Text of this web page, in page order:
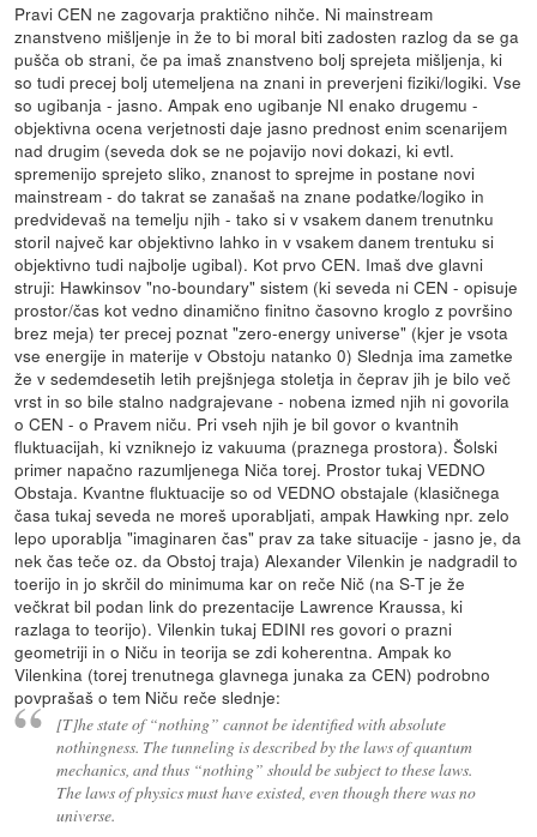
Pravi CEN ne zagovarja praktično nihče. Ni mainstream
znanstveno mišljenje in že to bi moral biti zadosten razlog da se ga
pušča ob strani, če pa imaš znanstveno bolj sprejeta mišljenja, ki
so tudi precej bolj utemeljena na znani in preverjeni fiziki/logiki. Vse
so ugibanja - jasno. Ampak eno ugibanje NI enako drugemu -
objektivna ocena verjetnosti daje jasno prednost enim scenarijem
nad drugim (seveda dok se ne pojavijo novi dokazi, ki evtl.
spremenijo sprejeto sliko, znanost to sprejme in postane novi
mainstream - do takrat se zanašaš na znane podatke/logiko in
predvidevaš na temelju njih - tako si v vsakem danem trenutnku
storil največ kar objektivno lahko in v vsakem danem trentuku si
objektivno tudi najbolje ugibal). Kot prvo CEN. Imaš dve glavni
struji: Hawkinsov "no-boundary" sistem (ki seveda ni CEN - opisuje
prostor/čas kot vedno dinamično finitno časovno kroglo z površino
brez meja) ter precej poznat "zero-energy universe" (kjer je vsota
vse energije in materije v Obstoju natanko 0) Slednja ima zametke
že v sedemdesetih letih prejšnjega stoletja in čeprav jih je bilo več
vrst in so bile stalno nadgrajevane - nobena izmed njih ni govorila
o CEN - o Pravem niču. Pri vseh njih je bil govor o kvantnih
fluktuacijah, ki vzniknejo iz vakuuma (praznega prostora). Šolski
primer napačno razumljenega Niča torej. Prostor tukaj VEDNO
Obstaja. Kvantne fluktuacije so od VEDNO obstajale (klasičnega
časa tukaj seveda ne moreš uporabljati, ampak Hawking npr. zelo
lepo uporablja "imaginaren čas" prav za take situacije - jasno je, da
nek čas teče oz. da Obstoj traja) Alexander Vilenkin je nadgradil to
toerijo in jo skrčil do minimuma kar on reče Nič (na S-T je že
večkrat bil podan link do prezentacije Lawrence Kraussa, ki
razlaga to teorijo). Vilenkin tukaj EDINI res govori o prazni
geometriji in o Niču in teorija se zdi koherentna. Ampak ko
Vilenkina (torej trenutnega glavnega junaka za CEN) podrobno
povprašaš o tem Niču reče slednje:
[T]he state of “nothing” cannot be identified with absolute
nothingness. The tunneling is described by the laws of quantum
mechanics, and thus “nothing” should be subject to these laws.
The laws of physics must have existed, even though there was no
universe.